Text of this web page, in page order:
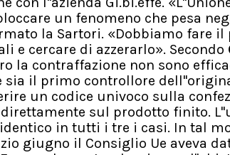
un fenomeno che pesa
la Sartori. «Dobbiamo fare
e cercare di azzerarlo». Secondo
la contraffazione non sono
sia il primo controllore
un codice univoco sulla
sul prodotto finito.
in tutti i tre i casi. In tal
giugno il Consiglio Ue aveva